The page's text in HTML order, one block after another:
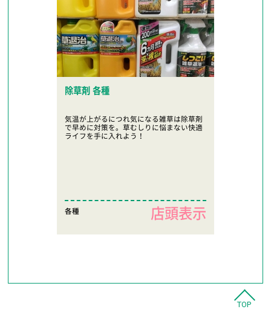
除草剤 各種
気温が上がるにつれ気になる雑草は除草剤
で早めに対策を。草むしりに悩まない快適
ライフを手に入れよう！
各種 店頭表示
TOP